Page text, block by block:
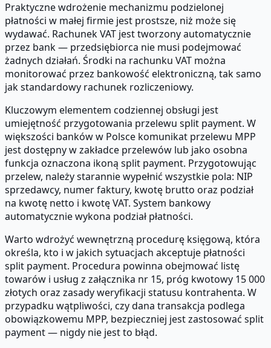
Praktyczne wdrożenie mechanizmu podzielonej
płatności w małej firmie jest prostsze, niż może się
wydawać. Rachunek VAT jest tworzony automatycznie
przez bank — przedsiębiorca nie musi podejmować
żadnych działań. Środki na rachunku VAT można
monitorować przez bankowość elektroniczną, tak samo
jak standardowy rachunek rozliczeniowy.
Kluczowym elementem codziennej obsługi jest
umiejętność przygotowania przelewu split payment. W
większości banków w Polsce komunikat przelewu MPP
jest dostępny w zakładce przelewów lub jako osobna
funkcja oznaczona ikoną split payment. Przygotowując
przelew, należy starannie wypełnić wszystkie pola: NIP
sprzedawcy, numer faktury, kwotę brutto oraz podział
na kwotę netto i kwotę VAT. System bankowy
automatycznie wykona podział płatności.
Warto wdrożyć wewnętrzną procedurę księgową, która
określa, kto i w jakich sytuacjach akceptuje płatności
split payment. Procedura powinna obejmować listę
towarów i usług z załącznika nr 15, próg kwotowy 15 000
złotych oraz zasady weryfikacji statusu kontrahenta. W
przypadku wątpliwości, czy dana transakcja podlega
obowiązkowemu MPP, bezpieczniej jest zastosować split
payment — nigdy nie jest to błąd.